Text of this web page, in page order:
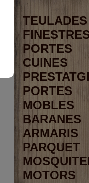
TEULADES
PORTES
CUINES
PORTES
MOBLES
BARANES
ARMARIS
PARQUET
MOTORS